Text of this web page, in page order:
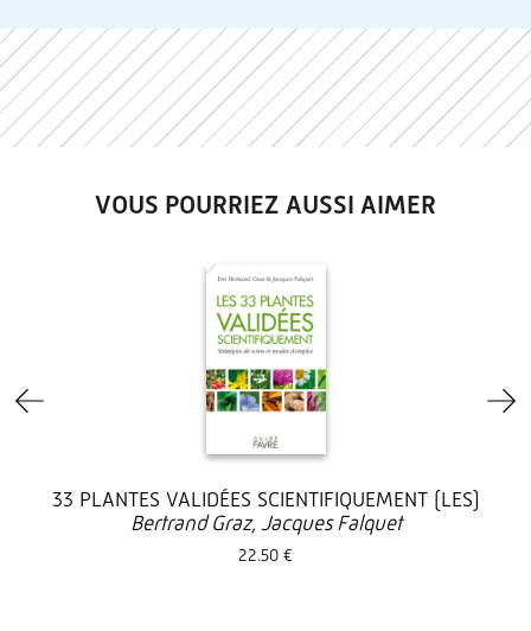
VOUS POURRIEZ AUSSI AIMER
33 PLANTES VALIDÉES SCIENTIFIQUEMENT (LES)
Bertrand Graz, Jacques Falquet
22.50 €